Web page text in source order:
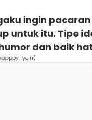
ingin
untuk itu. Tipe
dan baik